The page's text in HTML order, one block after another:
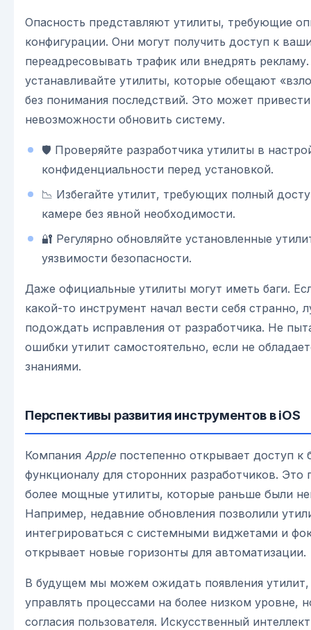
Опасность представляют утилиты, требующие
конфигурации. Они могут получить доступ к
переадресовывать трафик или внедрять
устанавливайте утилиты, которые обещают
без понимания последствий. Это может
невозможности обновить систему.
🛡️ Проверяйте разработчика утилиты в
конфиденциальности перед установкой.
📉 Избегайте утилит, требующих полный
камере без явной необходимости.
🔐 Регулярно обновляйте установленные
уязвимости безопасности.
Даже официальные утилиты могут иметь баги.
какой-то инструмент начал вести себя странно,
подождать исправления от разработчика. Не
ошибки утилит самостоятельно, если не
знаниями.
Перспективы развития инструментов в iOS
Компания Apple постепенно открывает доступ к
функционалу для сторонних разработчиков. Это
более мощные утилиты, которые раньше были
Например, недавние обновления позволили
интегрироваться с системными виджетами и
открывает новые горизонты для автоматизации.
В будущем мы можем ожидать появления утилит,
управлять процессами на более низком уровне,
согласия пользователя. Искусственный